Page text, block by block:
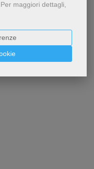
Per maggiori dettagli,